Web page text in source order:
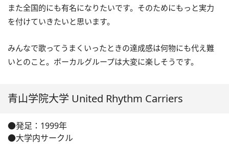
また全国的にも有名になりたいです。そのためにもっと実力
を付けていきたいと思います。
みんなで歌ってうまくいったときの達成感は何物にも代え難
いとのこと。ボーカルグループは大変に楽しそうです。
青山学院大学 United Rhythm Carriers
●発足：1999年
●大学内サークル